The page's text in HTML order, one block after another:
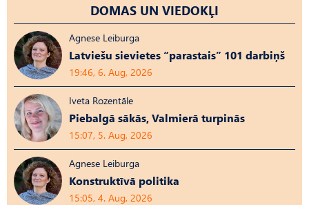
DOMAS UN VIEDOKĻI
Agnese Leiburga
Latviešu sievietes “parastais” 101 darbiņš
19:46, 6. Aug, 2026
Iveta Rozentāle
Piebalgā sākās, Valmierā turpinās
15:07, 5. Aug, 2026
Agnese Leiburga
Konstruktīvā politika
15:05, 4. Aug, 2026